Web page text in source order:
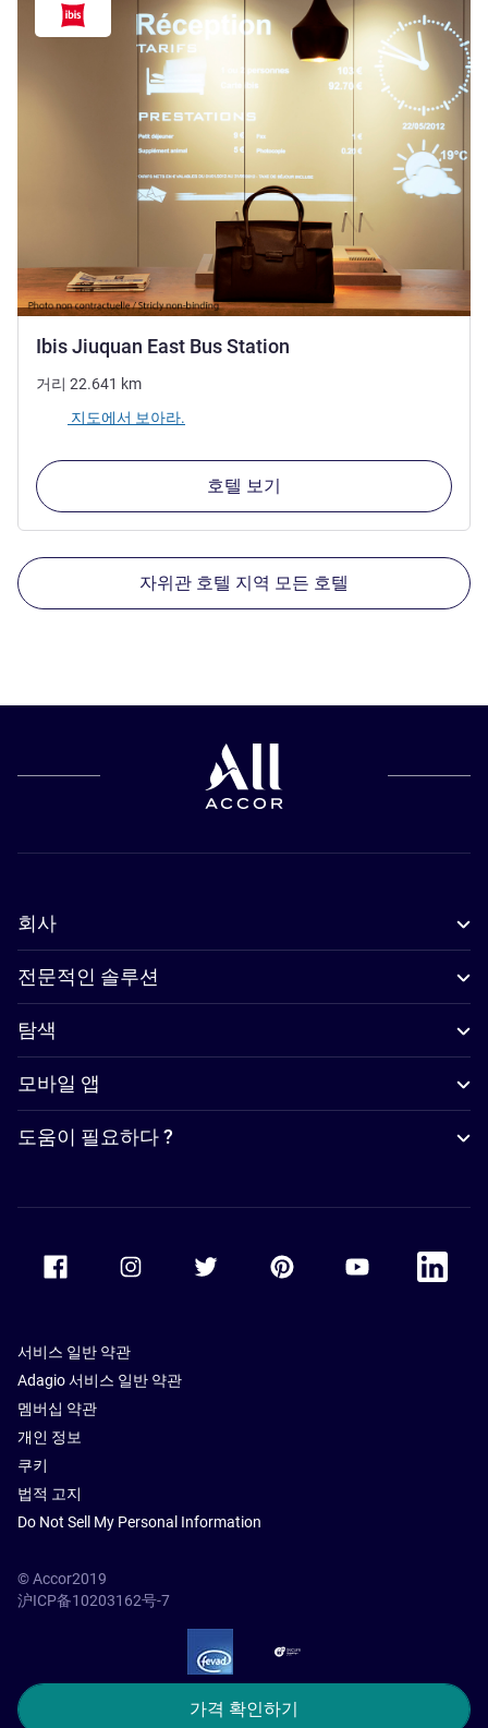
가격 확인하기
Ibis Jiuquan East Bus Station
거리 22.641 km
지도에서 보아라.
호텔 보기
자위관 호텔 지역 모든 호텔
회사
전문적인 솔루션
탐색
모바일 앱
도움이 필요하다 ?
Accor Facebook Accor TwitterAccor PinterestAccor Youtube
Accor
서비스 일반 약관
Adagio 서비스 일반 약관
멤버십 약관
개인 정보
쿠키
법적 고지
Do Not Sell My Personal Information
© Accor2019
沪ICP备10203162号-7